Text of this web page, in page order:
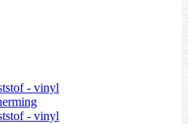
- vinyl
- vinyl